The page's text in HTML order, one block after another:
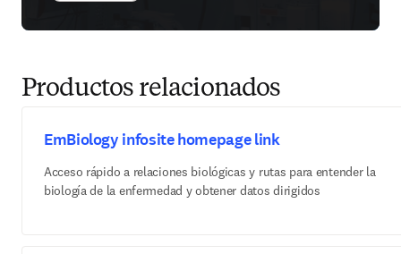
Productos relacionados
EmBiology infosite homepage link
Acceso rápido a relaciones biológicas y rutas para entender la
biología de la enfermedad y obtener datos dirigidos